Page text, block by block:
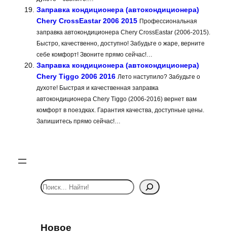
Заправка кондиционера (автокондиционера)
Chery CrossEastar 2006 2015 Профессиональная
заправка автокондиционера Chery CrossEastar (2006-2015).
Быстро, качественно, доступно! Забудьте о жаре, верните
себе комфорт! Звоните прямо сейчас!…
Заправка кондиционера (автокондиционера)
Chery Tiggo 2006 2016 Лето наступило? Забудьте о
духоте! Быстрая и качественная заправка
автокондиционера Chery Tiggo (2006-2016) вернет вам
комфорт в поездках. Гарантия качества, доступные цены.
Запишитесь прямо сейчас!…
S
e
c
Новое